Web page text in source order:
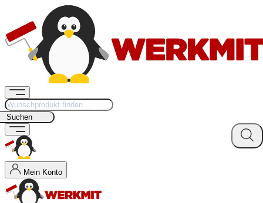
Suchen
Mein Konto